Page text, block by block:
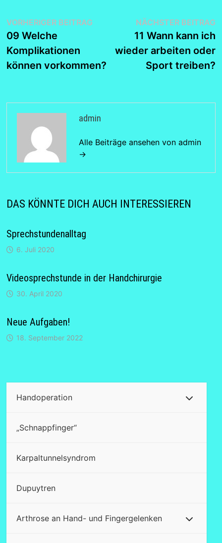
Beitragsnavigation
VORHERIGER BEITRAGVorheriger
09 Welche
Komplikationen
können vorkommen?
NÄCHSTER BEITRAG
11 Wann kann ich
wieder arbeiten oder
Sport treiben?
admin
Alle Beiträge ansehen von admin
→
DAS KÖNNTE DICH AUCH INTERESSIEREN
Sprechstundenalltag
6. Juli 2020
Videosprechstunde in der Handchirurgie
30. April 2020
Neue Aufgaben!
18. September 2022
Handoperation
„Schnappfinger“
Karpaltunnelsyndrom
Dupuytren
Arthrose an Hand- und Fingergelenken